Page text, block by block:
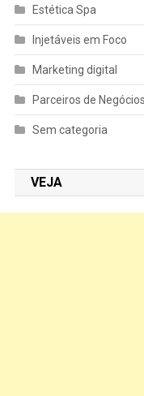
Estética Spa
Injetáveis em Foco
Marketing digital
Parceiros de Negócios
Sem categoria
VEJA